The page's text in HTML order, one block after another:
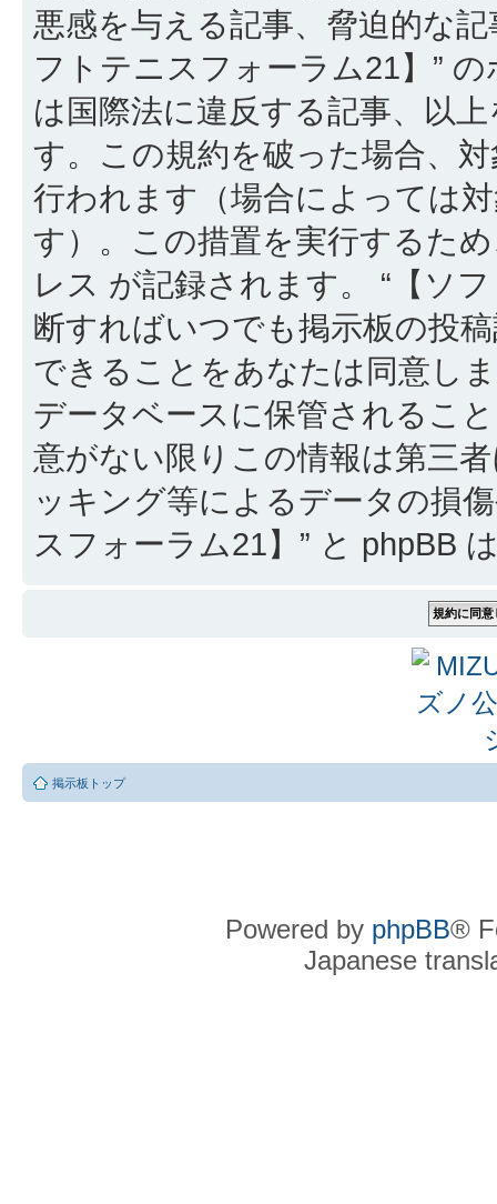
悪感を与える記事、脅迫的な
フトテニスフォーラム21】”
は国際法に違反する記事、以
す。この規約を破った場合、
行われます（場合によっては
す）。この措置を実行するた
レス が記録されます。 “【ソ
断すればいつでも掲示板の投
できることをあなたは同意し
データベースに保管されるこ
意がない限りこの情報は第三
ッキング等によるデータの損
スフォーラム21】” と phpBB
掲示板トップ
Powered by phpBB®
Japanese